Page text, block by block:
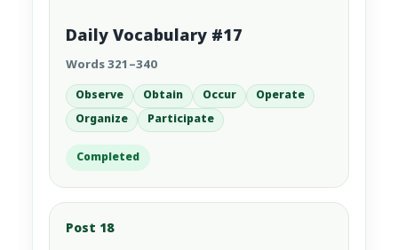
Daily Vocabulary #17
Words 321–340
Observe Obtain Occur
Operate
Organize
Participate
Completed
Post 18